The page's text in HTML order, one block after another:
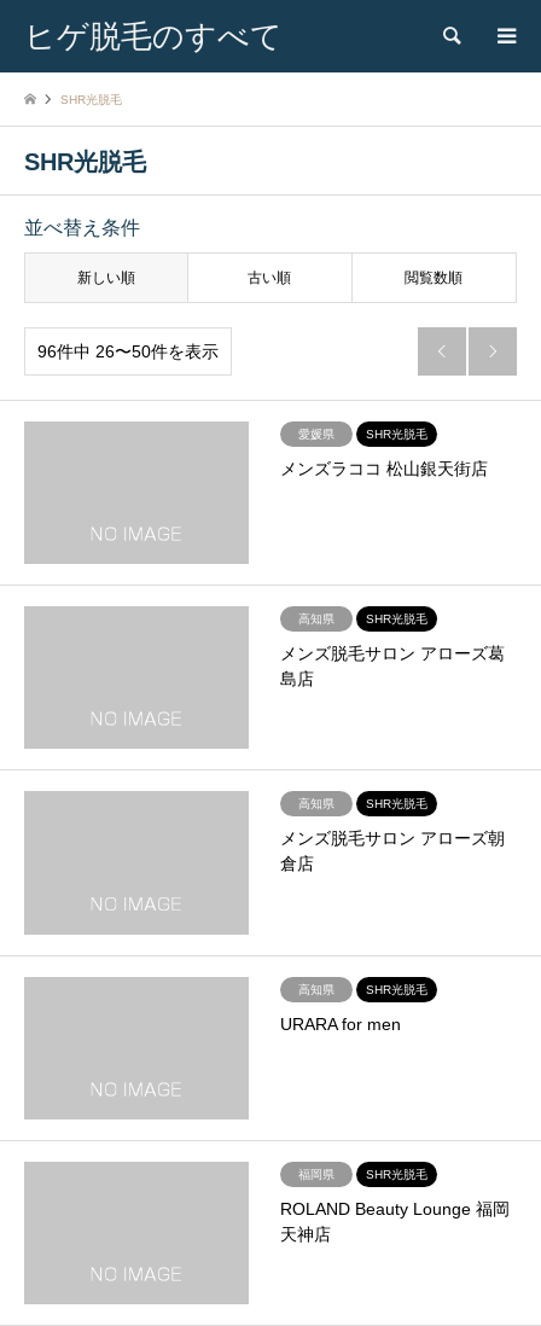
ヒゲ脱毛のすべて 検索
SHR光脱毛
SHR光脱毛
並べ替え条件
新しい順 古い順 閲覧数順
96件中 26〜50件を表示  
愛媛県 SHR光脱毛
メンズラココ 松山銀天街店
高知県 SHR光脱毛
メンズ脱毛サロン アローズ葛
島店
高知県 SHR光脱毛
メンズ脱毛サロン アローズ朝
倉店
高知県 SHR光脱毛
URARA for men
福岡県 SHR光脱毛
ROLAND Beauty Lounge 福岡
天神店